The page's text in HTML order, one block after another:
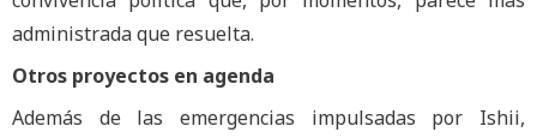
administrada que resuelta.
Otros proyectos en agenda
Además de las emergencias impulsadas por Ishii,